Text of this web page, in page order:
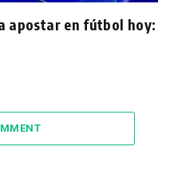
apostar en fútbol hoy: